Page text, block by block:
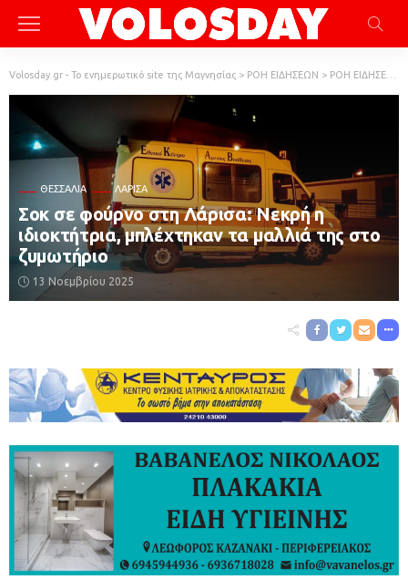
Volosday.gr - Το ενημερωτικό site της Μαγνησίας > ΡΟΗ ΕΙΔΗΣΕΩΝ > ΡΟΗ ΕΙΔΗΣΕΩΝ
ΘΕΣΣΑΛΊΑ ΛΆΡΙΣΑ
Σοκ σε φούρνο στη Λάρισα: Νεκρή η
ιδιοκτήτρια, μπλέχτηκαν τα μαλλιά της στο
ζυμωτήριο
13 Νοεμβρίου 2025